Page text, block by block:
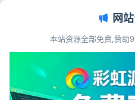
首页>源码资源>电子商务>
Thinkphp新版创客新零
网
本站资源全部免费,赞助